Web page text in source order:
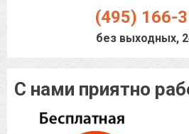
(495) 166-
без выходных,
С нами приятно